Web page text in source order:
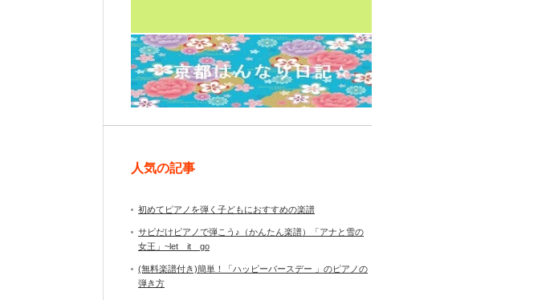
人気の記事
初めてピアノを弾く子どもにおすすめの楽譜
サビだけピアノで弾こう♪（かんたん楽譜）「アナと雪の
女王」~let it go
(無料楽譜付き)簡単！「ハッピーバースデー 」のピアノの
弾き方